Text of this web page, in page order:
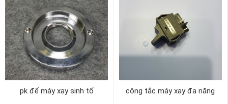
pk đế máy xay sinh tố công tắc máy xay đa năng